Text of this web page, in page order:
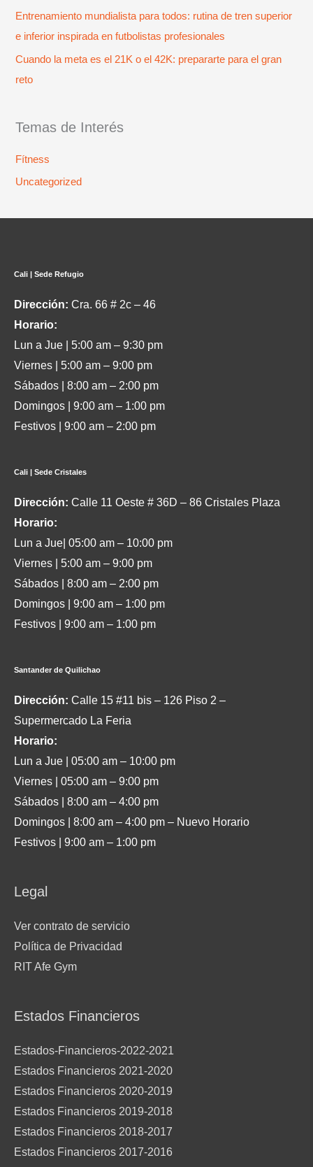
Entrenamiento mundialista para todos: rutina de tren superior
e inferior inspirada en futbolistas profesionales
Cuando la meta es el 21K o el 42K: prepararte para el gran
reto
Temas de Interés
Fítness
Uncategorized
Cali | Sede Refugio
Dirección: Cra. 66 # 2c – 46
Horario:
Lun a Jue | 5:00 am – 9:30 pm
Viernes | 5:00 am – 9:00 pm
Sábados | 8:00 am – 2:00 pm
Domingos | 9:00 am – 1:00 pm
Festivos | 9:00 am – 2:00 pm
Cali | Sede Cristales
Dirección: Calle 11 Oeste # 36D – 86 Cristales Plaza
Horario:
Lun a Jue| 05:00 am – 10:00 pm
Viernes | 5:00 am – 9:00 pm
Sábados | 8:00 am – 2:00 pm
Domingos | 9:00 am – 1:00 pm
Festivos | 9:00 am – 1:00 pm
Santander de Quilichao
Dirección: Calle 15 #11 bis – 126 Piso 2 –
Supermercado La Feria
Horario:
Lun a Jue | 05:00 am – 10:00 pm
Viernes | 05:00 am – 9:00 pm
Sábados | 8:00 am – 4:00 pm
Domingos | 8:00 am – 4:00 pm – Nuevo Horario
Festivos | 9:00 am – 1:00 pm
Legal
Ver contrato de servicio
Política de Privacidad
RIT Afe Gym
Estados Financieros
Estados-Financieros-2022-2021
Estados Financieros 2021-2020
Estados Financieros 2020-2019
Estados Financieros 2019-2018
Estados Financieros 2018-2017
Estados Financieros 2017-2016